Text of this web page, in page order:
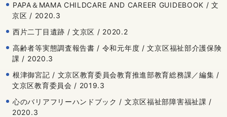
PAPA＆MAMA CHILDCARE AND CAREER GUIDEBOOK / 文
京区 / 2020.3
西片二丁目遺跡 / 文京区 / 2020.2
高齢者等実態調査報告書 / 令和元年度 / 文京区福祉部介護保険
課 / 2020.3
根津御宮記 / 文京区教育委員会教育推進部教育総務課／編集 /
文京区教育委員会 / 2019.3
心のバリアフリーハンドブック / 文京区福祉部障害福祉課 /
2020.3